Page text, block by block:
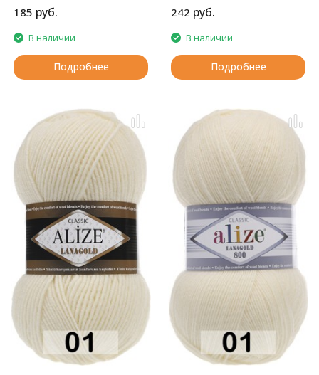
создания детской одежды.
185 руб.
В наличии
Подробнее
242 руб.
В наличии
Подробнее